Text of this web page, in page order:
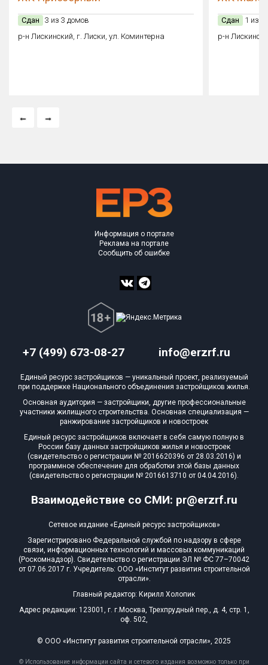
Сдан
3 из 3 домов
р-н Лискинский, г. Лиски, ул. Коминтерна
Сдан
1 из 1
р-н
+7 (499) 673-08-27 info@erzrf.ru
Взаимодействие со СМИ: pr@erzrf.ru
Информация о портале
Реклама на портале
Сообщить об ошибке
Единый ресурс застройщиков — уникальный проект, реализуемый
при поддержке Национального объединения застройщиков жилья.
Основная аудитория — застройщики, другие профессиональные
участники жилищного строительства. Основная специализация —
ранжирование застройщиков и новостроек
Единый ресурс застройщиков включает в себя самую полную в
России базу данных застройщиков жилья и новостроек
(свидетельство о регистрации № 2016620396 от 28.03.2016) и
программное обеспечение для обработки этой базы данных
(свидетельство о регистрации № 2016613710 от 04.04.2016).
Сетевое издание «Единый ресурс застройщиков»
Зарегистрировано Федеральной службой по надзору в сфере
связи, информационных технологий и массовых коммуникаций
(Роскомнадзор). Свидетельство о регистрации ЭЛ № ФС 77–70042
от 07.06.2017 г. Учредитель: ООО «Институт развития строительной
отрасли».
Главный редактор: Кирилл Холопик
Адрес редакции: 123001, г. г.Москва, Трехпрудный пер., д. 4, стр. 1,
оф. 502,
© ООО «Институт развития строительной отрасли», 2025
© Использование информации сайта и сетевого издания возможно только при